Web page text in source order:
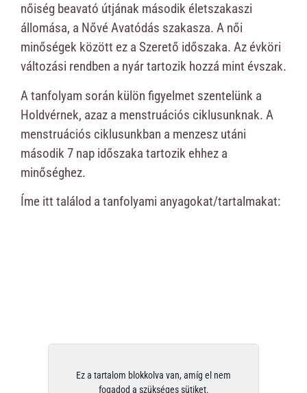
nőiség beavató útjának második életszakaszi
állomása, a Nővé Avatódás szakasza. A női
minőségek között ez a Szerető időszaka. Az évköri
változási rendben a nyár tartozik hozzá mint évszak.
A tanfolyam során külön figyelmet szentelünk a
Holdvérnek, azaz a menstruációs ciklusunknak. A
menstruációs ciklusunkban a menzesz utáni
második 7 nap időszaka tartozik ehhez a
minőséghez.
Íme itt találod a tanfolyami anyagokat/tartalmakat:
Ez a tartalom blokkolva van, amíg el nem
fogadod a szükséges sütiket.